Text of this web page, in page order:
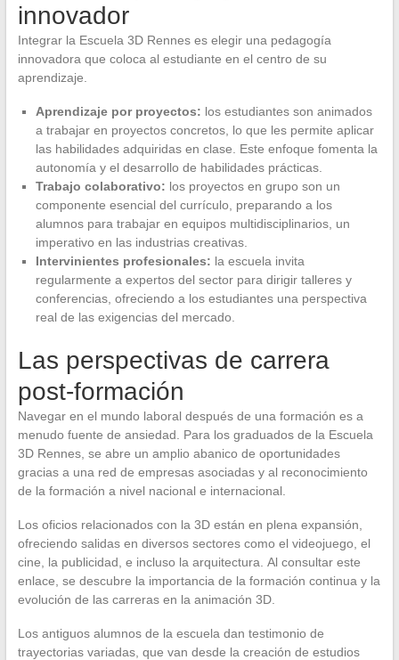
innovador
Integrar la Escuela 3D Rennes es elegir una pedagogía
innovadora que coloca al estudiante en el centro de su
aprendizaje.
Aprendizaje por proyectos: los estudiantes son animados
a trabajar en proyectos concretos, lo que les permite aplicar
las habilidades adquiridas en clase. Este enfoque fomenta la
autonomía y el desarrollo de habilidades prácticas.
Trabajo colaborativo: los proyectos en grupo son un
componente esencial del currículo, preparando a los
alumnos para trabajar en equipos multidisciplinarios, un
imperativo en las industrias creativas.
Intervinientes profesionales: la escuela invita
regularmente a expertos del sector para dirigir talleres y
conferencias, ofreciendo a los estudiantes una perspectiva
real de las exigencias del mercado.
Las perspectivas de carrera
post-formación
Navegar en el mundo laboral después de una formación es a
menudo fuente de ansiedad. Para los graduados de la Escuela
3D Rennes, se abre un amplio abanico de oportunidades
gracias a una red de empresas asociadas y al reconocimiento
de la formación a nivel nacional e internacional.
Los oficios relacionados con la 3D están en plena expansión,
ofreciendo salidas en diversos sectores como el videojuego, el
cine, la publicidad, e incluso la arquitectura. Al consultar este
enlace, se descubre la importancia de la formación continua y la
evolución de las carreras en la animación 3D.
Los antiguos alumnos de la escuela dan testimonio de
trayectorias variadas, que van desde la creación de estudios